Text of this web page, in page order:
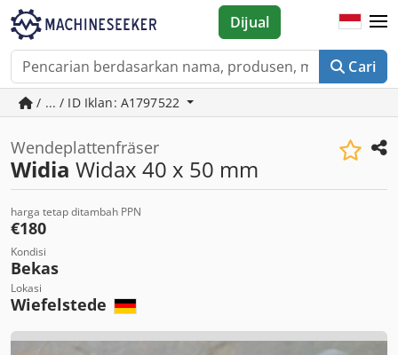
Cari
Dijual
/ ... / ID Iklan: A1797522
Wendeplattenfräser
Widia Widax 40 x 50 mm
harga tetap ditambah PPN
€180
Kondisi
Bekas
Lokasi
Wiefelstede